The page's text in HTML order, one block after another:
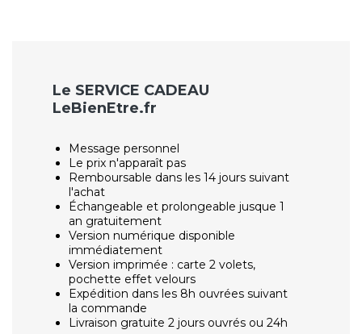
Le SERVICE CADEAU
LeBienEtre.fr
Message personnel
Le prix n'apparaît pas
Remboursable dans les 14 jours suivant
l'achat
Échangeable et prolongeable jusque 1
an gratuitement
Version numérique disponible
immédiatement
Version imprimée : carte 2 volets,
pochette effet velours
Expédition dans les 8h ouvrées suivant
la commande
Livraison gratuite 2 jours ouvrés ou 24h